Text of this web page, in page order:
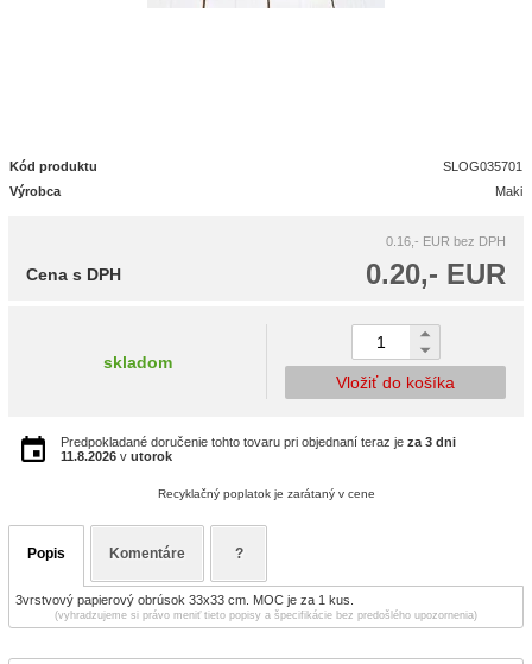
Kód produktu
SLOG035701
Výrobca
Maki
0.16,- EUR bez DPH
0.20,- EUR
Cena s DPH
skladom
Vložiť do košíka
Predpokladané doručenie tohto tovaru pri objednaní teraz je za 3 dni
11.8.2026 v utorok
Recyklačný poplatok je zarátaný v cene
Popis Komentáre ?
3vrstvový papierový obrúsok 33x33 cm. MOC je za 1 kus.
(vyhradzujeme si právo meniť tieto popisy a špecifikácie bez predošlého upozornenia)